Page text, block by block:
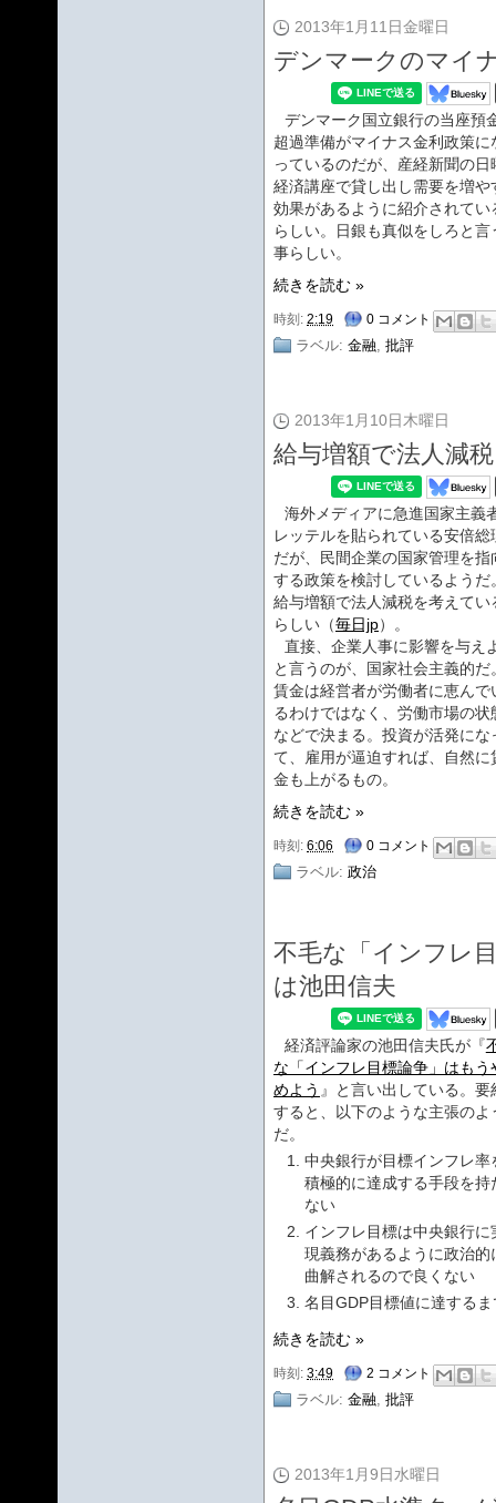
2013年1月11日金曜日
デンマークのマイ
デンマーク国立銀行の当座預
超過準備がマイナス金利政策に
っているのだが、産経新聞の日
経済講座で貸し出し需要を増や
効果があるように紹介されてい
らしい。日銀も真似をしろと言
事らしい。
続きを読む »
時刻: 2:19 0 コメント
ラベル: 金融 批評
2013年1月10日木曜日
給与増額で法人減
海外メディアに急進国家主義
レッテルを貼られている安倍総
だが、民間企業の国家管理を指
する政策を検討しているようだ
給与増額で法人減税を考えてい
らしい（毎日jp）。
直接、企業人事に影響を与え
と言うのが、国家社会主義的だ
賃金は経営者が労働者に恵んで
るわけではなく、労働市場の状
などで決まる。投資が活発にな
て、雇用が逼迫すれば、自然に
金も上がるもの。
続きを読む »
時刻: 6:06 0 コメント
ラベル: 政治
不毛な「インフレ
は池田信夫
経済評論家の池田信夫氏が『
な「インフレ目標論争」はもう
めよう 』と言い出している。要
すると、以下のような主張のよ
だ。
中央銀行が目標インフレ率
積極的に達成する手段を持
ない
インフレ目標は中央銀行に
現義務があるように政治的
曲解されるので良くない
名目GDP目標値に達する
続きを読む »
時刻: 3:49 2 コメント
ラベル: 金融 批評
2013年1月9日水曜日